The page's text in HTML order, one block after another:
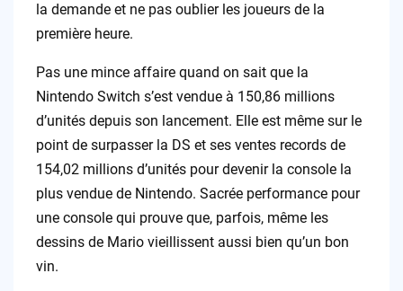
la demande et ne pas oublier les joueurs de la
première heure.
Pas une mince affaire quand on sait que la
Nintendo Switch s’est vendue à 150,86 millions
d’unités depuis son lancement. Elle est même sur le
point de surpasser la DS et ses ventes records de
154,02 millions d’unités pour devenir la console la
plus vendue de Nintendo. Sacrée performance pour
une console qui prouve que, parfois, même les
dessins de Mario vieillissent aussi bien qu’un bon
vin.